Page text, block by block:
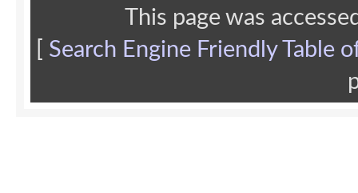
This page was
Search Engine Friendly Table